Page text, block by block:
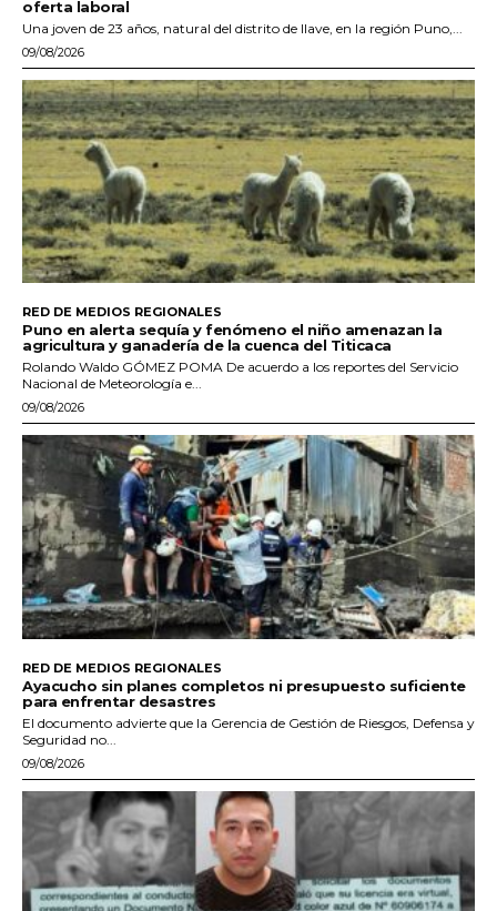
oferta laboral
Una joven de 23 años, natural del distrito de Ilave, en la región Puno,...
09/08/2026
RED DE MEDIOS REGIONALES
Puno en alerta sequía y fenómeno el niño amenazan la
agricultura y ganadería de la cuenca del Titicaca
Rolando Waldo GÓMEZ POMA De acuerdo a los reportes del Servicio
Nacional de Meteorología e...
09/08/2026
RED DE MEDIOS REGIONALES
Ayacucho sin planes completos ni presupuesto suficiente
para enfrentar desastres
El documento advierte que la Gerencia de Gestión de Riesgos, Defensa y
Seguridad no...
09/08/2026